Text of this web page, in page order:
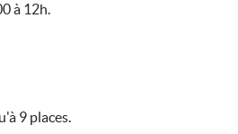
à 12h.
9 places.